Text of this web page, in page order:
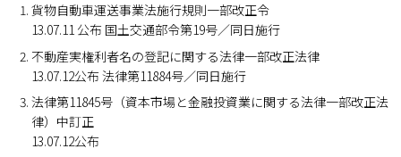
貨物自動車運送事業法施行規則一部改正令
13.07.11 公布 国土交通部令第19号／同日施行
不動産実権利者名の登記に関する法律一部改正法律
13.07.12公布 法律第11884号／同日施行
法律第11845号（資本市場と金融投資業に関する法律一部改正法
律）中訂正
13.07.12公布